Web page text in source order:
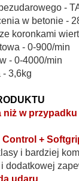
-
w betonie -
koronkami
- 0-900/min
- 0-4000/min
- 3,6kg
w
+
i bardziej
dodatkowej
udaru